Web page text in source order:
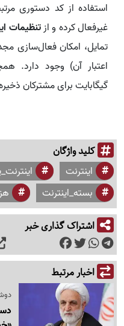
استفاده از کد دستوری
غیرفعال کرده و ازتنظیمات
تمایل، امکان فعال‌سازی
گیگابایت برای مشترکان
کلید واژگان
اینترنت
بسته_اینترنت
اشتراک گذاری خبر
اخبار مرتبط
دوشنبه